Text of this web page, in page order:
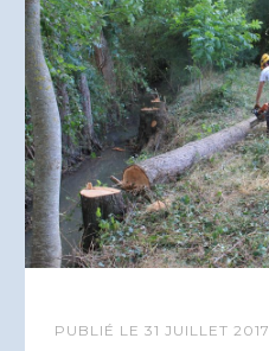
PUBLIÉ LE 31 JUILLET 2017